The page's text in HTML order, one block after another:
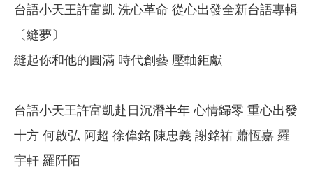
台語小天王許富凱 洗心革命 從心出發全新台語專輯
〔縫夢〕
縫起你和他的圓滿 時代創藝 壓軸鉅獻
台語小天王許富凱赴日沉潛半年 心情歸零 重心出發
十方 何啟弘 阿超 徐偉銘 陳忠義 謝銘祐 蕭恆嘉 羅
宇軒 羅阡陌